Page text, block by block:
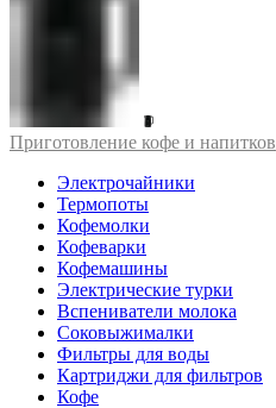
Приготовление кофе и напитков
Электрочайники
Термопоты
Кофемолки
Кофеварки
Кофемашины
Электрические турки
Вспениватели молока
Соковыжималки
Фильтры для воды
Картриджи для фильтров
Кофе